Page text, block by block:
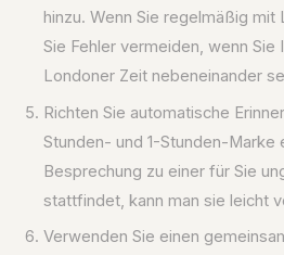
hinzu. Wenn Sie regelmäßig mit
Sie Fehler vermeiden, wenn Sie
Londoner Zeit nebeneinander
Richten Sie automatische
Stunden- und 1-Stunden-Marke
Besprechung zu einer für Sie
stattfindet, kann man sie leicht
Verwenden Sie einen